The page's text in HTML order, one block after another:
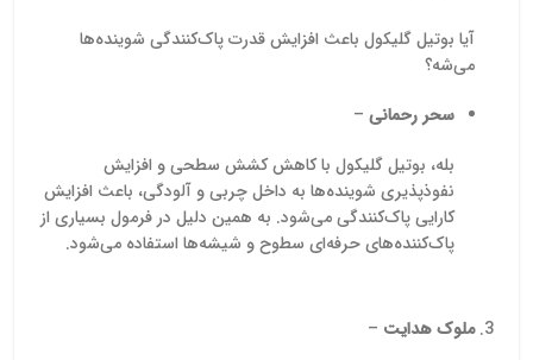
آیا بوتیل گلیکول باعث افزایش قدرت پاک‌کنندگی شوینده‌ها
می‌شه؟
سحر رحمانی –
بله، بوتیل گلیکول با کاهش کشش سطحی و افزایش
نفوذپذیری شوینده‌ها به داخل چربی و آلودگی، باعث افزایش
کارایی پاک‌کنندگی می‌شود. به همین دلیل در فرمول بسیاری از
پاک‌کننده‌های حرفه‌ای سطوح و شیشه‌ها استفاده می‌شود.
ملوک هدایت –